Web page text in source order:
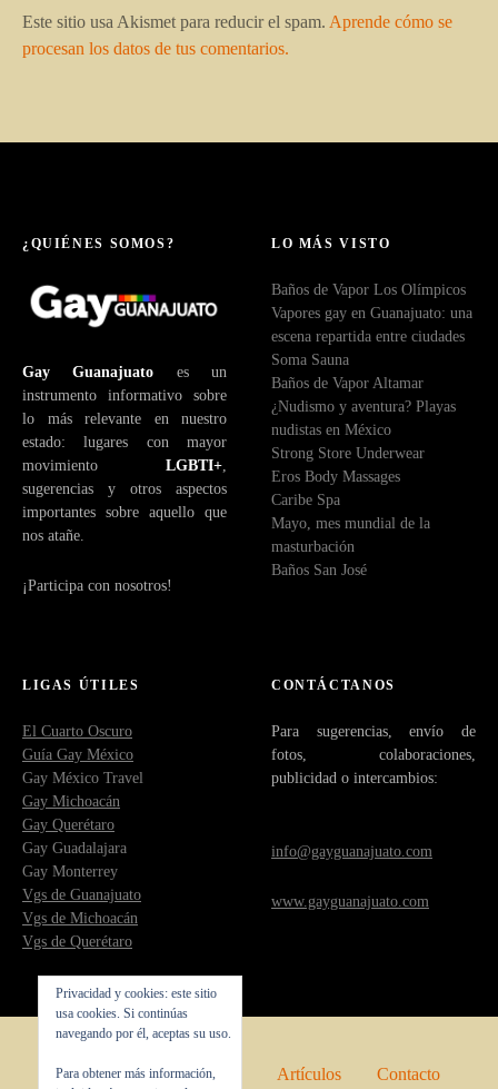
Este sitio usa Akismet para reducir el spam. Aprende cómo se
procesan los datos de tus comentarios.
¿QUIÉNES SOMOS?
Gay Guanajuato es un
instrumento informativo sobre
lo más relevante en nuestro
estado: lugares con mayor
movimiento LGBTI+
sugerencias y otros aspectos
importantes sobre aquello que
nos atañe.
¡Participa con nosotros!
LO MÁS VISTO
Baños de Vapor Los Olímpicos
Vapores gay en Guanajuato: una
escena repartida entre ciudades
Soma Sauna
Baños de Vapor Altamar
¿Nudismo y aventura? Playas
nudistas en México
Strong Store Underwear
Eros Body Massages
Caribe Spa
Mayo, mes mundial de la
masturbación
Baños San José
LIGAS ÚTILES
El Cuarto Oscuro
Guía Gay México
Gay México Travel
Gay Michoacán
Gay Querétaro
Gay Guadalajara
Gay Monterrey
Vgs de Guanajuato
Vgs de Michoacán
Vgs de Querétaro
CONTÁCTANOS
Para sugerencias, envío de
fotos, colaboraciones,
publicidad o intercambios:
info@gayguanajuato.com
www.gayguanajuato.com
Privacidad y cookies: este sitio
usa cookies. Si continúas
navegando por él, aceptas su uso.
Para obtener más información,
Inicio Quienes somos Artículos Contacto